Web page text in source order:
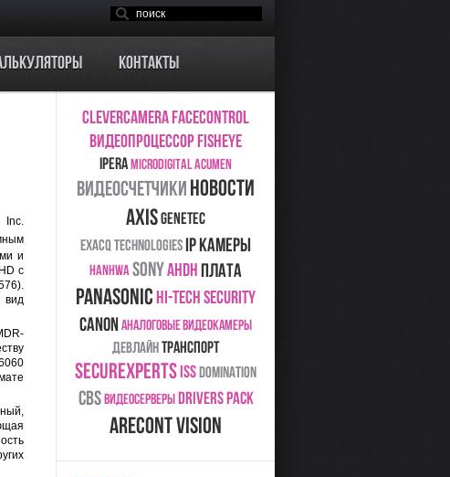
Контакты
Inc.
и
с
вид
CleverCameraFaceControl
видеопроцессорFisheye
ipera MICRODIGITALAcumen
видеосчетчики новости
AxisGenetec
Exacq Technologies ip камеры
Hanhwasony AHDH плата
Panasonic Hi-Tech Security
Canon аналоговые видеокамеры
Девлайн транспорт
SecureXperts ISS Domination
CBS видеосерверы Drivers Pack
Arecont Vision